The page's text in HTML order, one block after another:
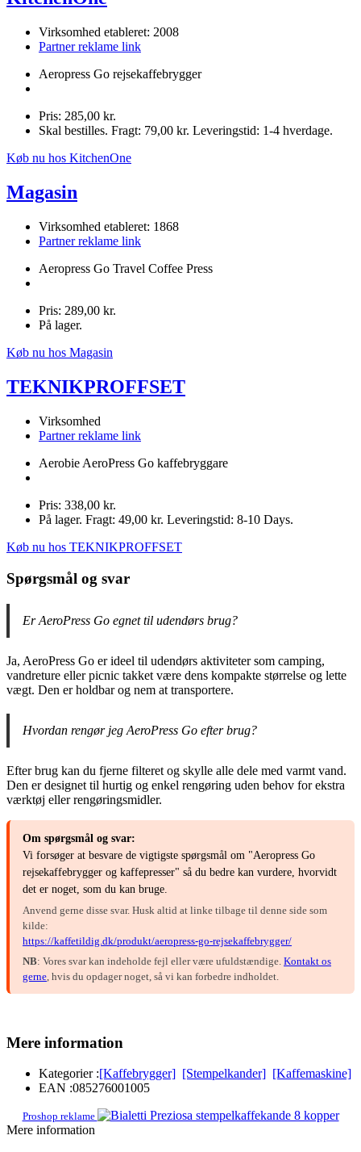
Virksomhed etableret: 2008
Partner reklame link
Aeropress Go rejsekaffebrygger
Pris: 285,00 kr.
Skal bestilles. Fragt: 79,00 kr. Leveringstid: 1-4 hverdage.
Køb nu hos KitchenOne
Magasin
Virksomhed etableret: 1868
Partner reklame link
Aeropress Go Travel Coffee Press
Pris: 289,00 kr.
På lager.
Køb nu hos Magasin
TEKNIKPROFFSET
Virksomhed
Partner reklame link
Aerobie AeroPress Go kaffebryggare
Pris: 338,00 kr.
På lager. Fragt: 49,00 kr. Leveringstid: 8-10 Days.
Køb nu hos TEKNIKPROFFSET
Spørgsmål og svar
Er AeroPress Go egnet til udendørs brug?
Ja, AeroPress Go er ideel til udendørs aktiviteter som camping,
vandreture eller picnic takket være dens kompakte størrelse og lette
vægt. Den er holdbar og nem at transportere.
Hvordan rengør jeg AeroPress Go efter brug?
Efter brug kan du fjerne filteret og skylle alle dele med varmt vand.
Den er designet til hurtig og enkel rengøring uden behov for ekstra
værktøj eller rengøringsmidler.
Om spørgsmål og svar:
Vi forsøger at besvare de vigtigste spørgsmål om "Aeropress Go
rejsekaffebrygger og kaffepresser" så du bedre kan vurdere, hvorvidt
det er noget, som du kan bruge.
Anvend gerne disse svar. Husk altid at linke tilbage til denne side som
kilde:
https://kaffetildig.dk/produkt/aeropress-go-rejsekaffebrygger/
NB: Vores svar kan indeholde fejl eller være ufuldstændige. Kontakt os
gerne , hvis du opdager noget, så vi kan forbedre indholdet.
Mere information
Kategorier :[Kaffebrygger] [Stempelkander] [Kaffemaskine]
EAN :085276001005
Proshop reklame
Mere information